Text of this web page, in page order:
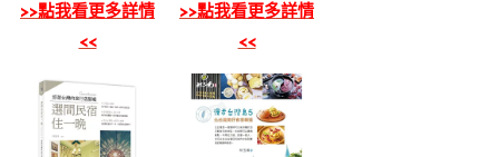
>>點我看更多詳情
<<
>>點我看更多詳情
<<